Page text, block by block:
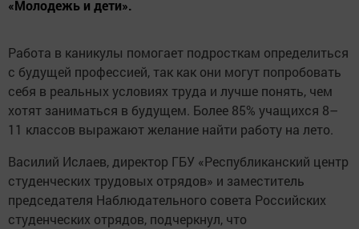
«Молодежь и дети».
Работа в каникулы помогает подросткам определиться
с будущей профессией, так как они могут попробовать
себя в реальных условиях труда и лучше понять, чем
хотят заниматься в будущем. Более 85% учащихся 8–
11 классов выражают желание найти работу на лето.
Василий Ислаев, директор ГБУ «Республиканский центр
студенческих трудовых отрядов» и заместитель
председателя Наблюдательного совета Российских
студенческих отрядов, подчеркнул, что